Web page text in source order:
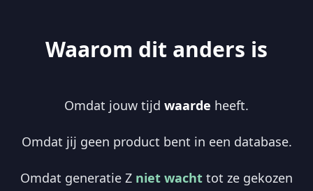
Waarom dit anders is
Omdat jouw tijd waarde heeft.
Omdat jij geen product bent in een database.
Omdat generatie Z niet wacht tot ze gekozen